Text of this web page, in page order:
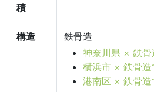
積
構造
鉄骨造
神奈川県 × 鉄骨
横浜市 × 鉄骨造
港南区 × 鉄骨造